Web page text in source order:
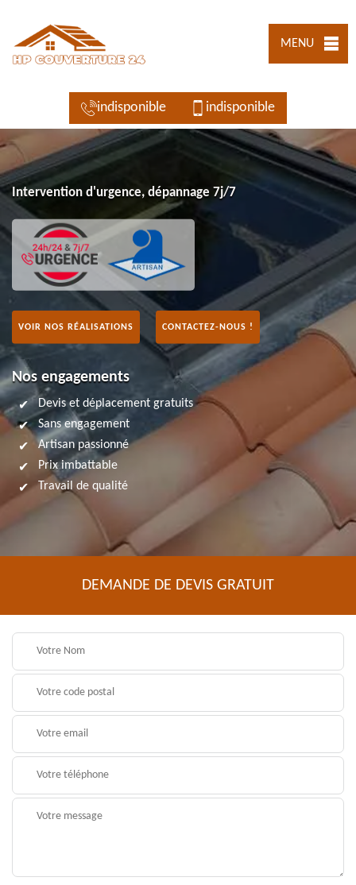
MENU
indisponible indisponible
Intervention d'urgence, dépannage 7j/7
VOIR NOS RÉALISATIONS CONTACTEZ-NOUS !
Nos engagements
Devis et déplacement gratuits
Sans engagement
Artisan passionné
Prix imbattable
Travail de qualité
DEMANDE DE DEVIS GRATUIT